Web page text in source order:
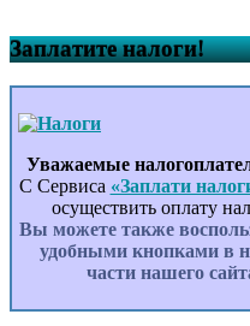
Заплатите налоги!
Уважаемые
С Сервиса «Заплати
осуществить оплату
Вы можете также
удобными кнопками в
части нашего